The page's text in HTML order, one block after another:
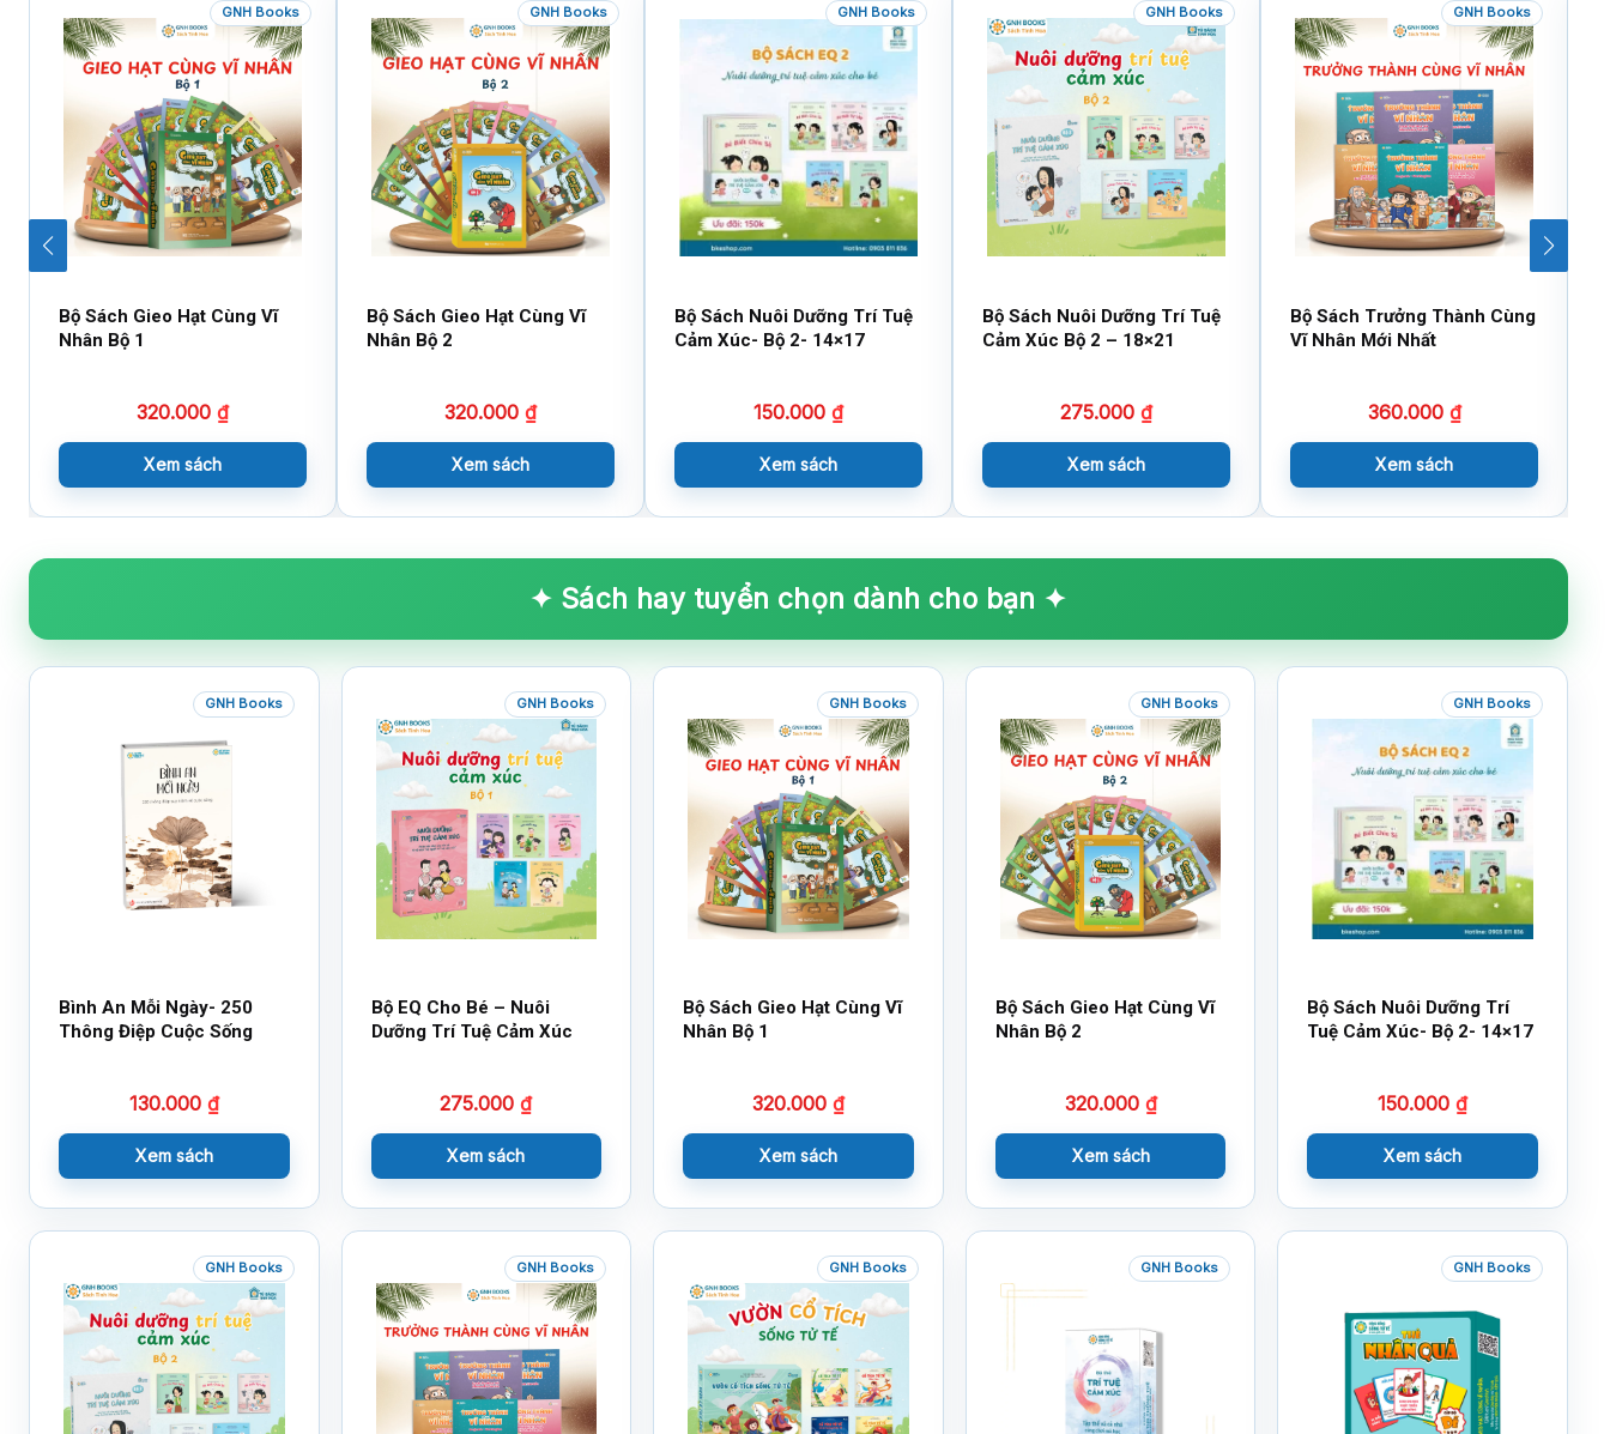
GNH Books
Bộ Sách Gieo Hạt Cùng Vĩ
Nhân Bộ 1
320.000 ₫
Xem sách
GNH Books
Bộ Sách Gieo Hạt Cùng Vĩ
Nhân Bộ 2
320.000 ₫
Xem sách
GNH Books
Bộ Sách Nuôi Dưỡng Trí Tuệ
Cảm Xúc- Bộ 2- 14×17
150.000 ₫
Xem sách
GNH Books
Bộ Sách Nuôi Dưỡng Trí Tuệ
Cảm Xúc Bộ 2 – 18×21
275.000 ₫
Xem sách
GNH Books
Bộ Sách Trưởng Thành Cùng
Vĩ Nhân Mới Nhất
360.000 ₫
Xem sách
✦ Sách hay tuyển chọn dành cho bạn ✦
GNH Books
Bình An Mỗi Ngày- 250
Thông Điệp Cuộc Sống
130.000 ₫
Xem sách
GNH Books
Bộ EQ Cho Bé – Nuôi
Dưỡng Trí Tuệ Cảm Xúc
275.000₫
Xem sách
GNH Books
Bộ Sách Gieo Hạt Cùng Vĩ
Nhân Bộ 1
320.000 ₫
Xem sách
GNH Books
Bộ Sách Gieo Hạt Cùng Vĩ
Nhân Bộ 2
320.000 ₫
Xem sách
GNH Books
Bộ Sách Nuôi Dưỡng Trí
Tuệ Cảm Xúc- Bộ 2- 14×17
150.000₫
Xem sách
GNH Books GNH Books GNH Books GNH Books GNH Books